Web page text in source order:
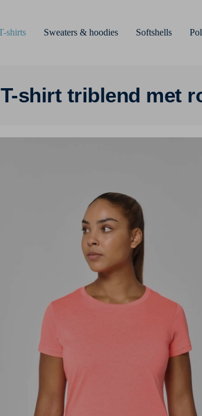
shirts Sweaters & hoodies Softshells
shirt triblend met